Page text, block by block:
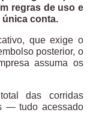
regras de uso e
única conta.
que exige o
posterior, o
assuma os
das corridas
— tudo acessado